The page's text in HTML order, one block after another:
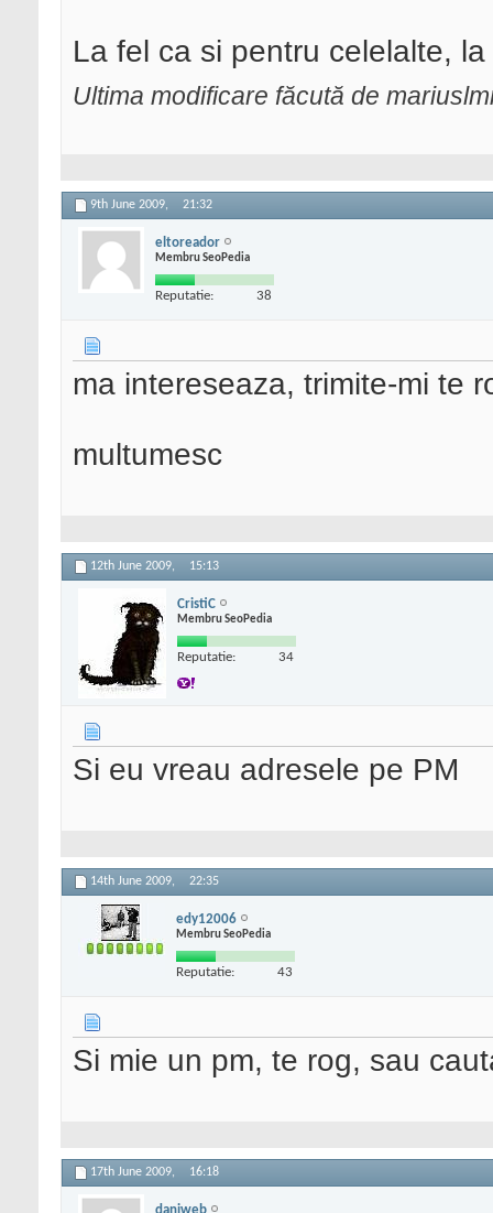
La fel ca si pentru celelalte,
Ultima modificare făcută de
9th June 2009, 21:32
eltoreador
Membru SeoPedia
Reputatie: 38
ma intereseaza, trimite-mi te
multumesc
12th June 2009, 15:13
CristiC
Membru SeoPedia
Reputatie: 34
Si eu vreau adresele pe PM
14th June 2009, 22:35
edy12006
Membru SeoPedia
Reputatie: 43
Si mie un pm, te rog, sau
17th June 2009, 16:18
daniweb